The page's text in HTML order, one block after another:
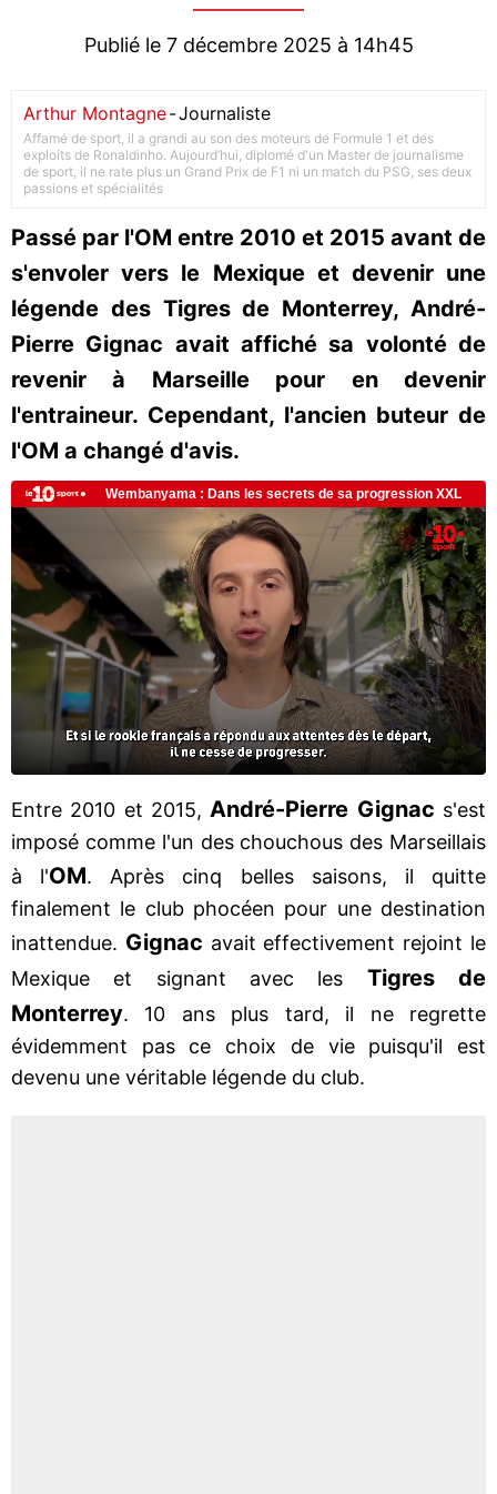
Publié le 7 décembre 2025 à 14h45
Arthur Montagne-Journaliste
Affamé de sport, il a grandi au son des moteurs de Formule 1 et des
exploits de Ronaldinho. Aujourd’hui, diplomé d'un Master de journalisme
de sport, il ne rate plus un Grand Prix de F1 ni un match du PSG, ses deux
passions et spécialités
Passé par l'OM entre 2010 et 2015 avant de
s'envoler vers le Mexique et devenir une
légende des Tigres de Monterrey, André-
Pierre Gignac avait affiché sa volonté de
revenir à Marseille pour en devenir
l'entraineur. Cependant, l'ancien buteur de
l'OM a changé d'avis.
Entre 2010 et 2015, André-Pierre Gignac s'est
imposé comme l'un des chouchous des Marseillais
à l'OM. Après cinq belles saisons, il quitte
finalement le club phocéen pour une destination
inattendue. Gignac avait effectivement rejoint le
Mexique et signant avec les Tigres de
Monterrey. 10 ans plus tard, il ne regrette
évidemment pas ce choix de vie puisqu'il est
devenu une véritable légende du club.